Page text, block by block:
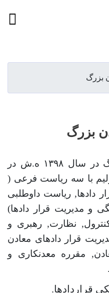
بزرگ
بزرگ
ریاست عمومی معادن بزرگ در سال ۱۳۹۸ ه.ش در
با سه ریاست فرعی (
دادها, ریاست داوطلبی
و مدیریت قرار دادها)
, نظارت, رهبری و
قرار دادهای معادن
, مقرره معدنکاری و
قراردادها.